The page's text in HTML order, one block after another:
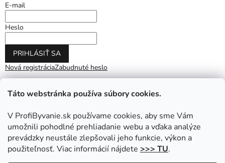
Táto webstránka používa súbory cookies.
V ProfiByvanie.sk používame cookies, aby sme Vám
umožnili pohodlné prehliadanie webu a vďaka analýze
prevádzky neustále zlepšovali jeho funkcie, výkon a
použiteľnosť. Viac informácií nájdete >>> TU.
E-mail
Heslo
PRIHLÁSIŤ SA
Nová registráciaZabudnuté heslo